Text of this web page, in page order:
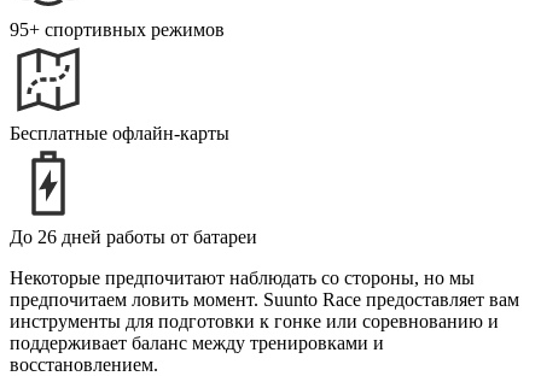
95+ спортивных режимов
Бесплатные офлайн-карты
До 26 дней работы от батареи
Некоторые предпочитают наблюдать со стороны, но мы
предпочитаем ловить момент. Suunto Race предоставляет вам
инструменты для подготовки к гонке или соревнованию и
поддерживает баланс между тренировками и
восстановлением.